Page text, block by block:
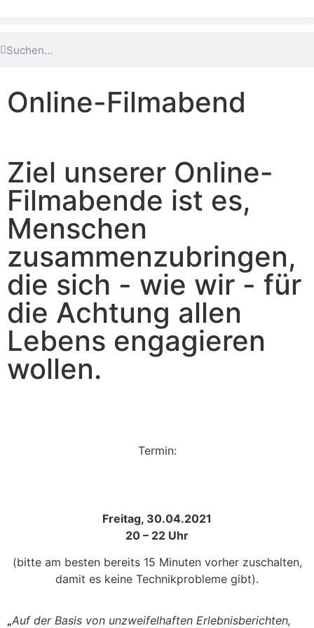
Online-Filmabend
Ziel unserer Online-
Filmabende ist es,
Menschen
zusammenzubringen,
die sich - wie wir - für
die Achtung allen
Lebens engagieren
wollen.
Termin:
Freitag, 30.04.2021
20 – 22 Uhr
(bitte am besten bereits 15 Minuten vorher zuschalten,
damit es keine Technikprobleme gibt).
„Auf der Basis von unzweifelhaften Erlebnisberichten,